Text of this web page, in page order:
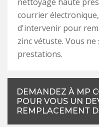
courrier
d'intervenir pour
zinc vétuste. Vous
prestations.
DEMANDEZ À MP
POUR VOUS UN
REMPLACEMENT